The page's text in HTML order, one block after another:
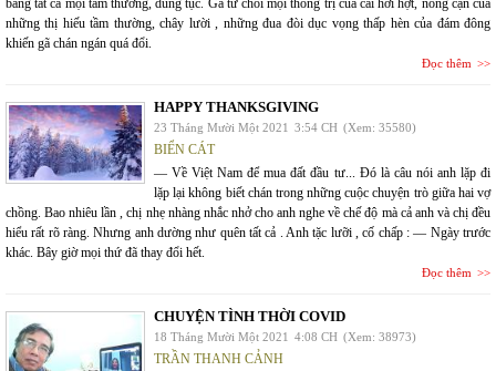
những thị hiếu tầm thường, chây lười , những đua đòi dục vọng thấp hèn của đám đông
khiến gã chán ngán quá đổi.
Đọc thêm
HAPPY THANKSGIVING
23 Tháng Mười Một 2021 3:54 CH (Xem: 35580)
BIỂN CÁT
— Về Việt Nam để mua đất đầu tư... Đó là câu nói anh lặp đi
lặp lại không biết chán trong những cuộc chuyện trò giữa hai vợ
chồng. Bao nhiêu lần , chị nhẹ nhàng nhắc nhở cho anh nghe về chế độ mà cả anh và chị đều
hiểu rất rõ ràng. Nhưng anh dường như quên tất cả . Anh tặc lưỡi , cố chấp : — Ngày trước
khác. Bây giờ mọi thứ đã thay đổi hết.
Đọc thêm
CHUYỆN TÌNH THỜI COVID
18 Tháng Mười Một 2021 4:08 CH (Xem: 38973)
TRẦN THANH CẢNH